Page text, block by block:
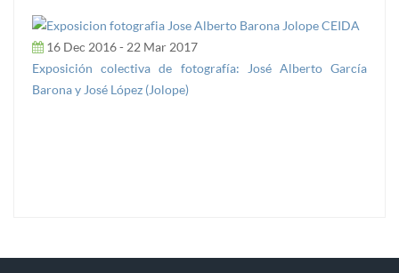
16 Dec 2016 - 22 Mar 2017
Exposición colectiva de fotografía: José Alberto García
Barona y José López (Jolope)